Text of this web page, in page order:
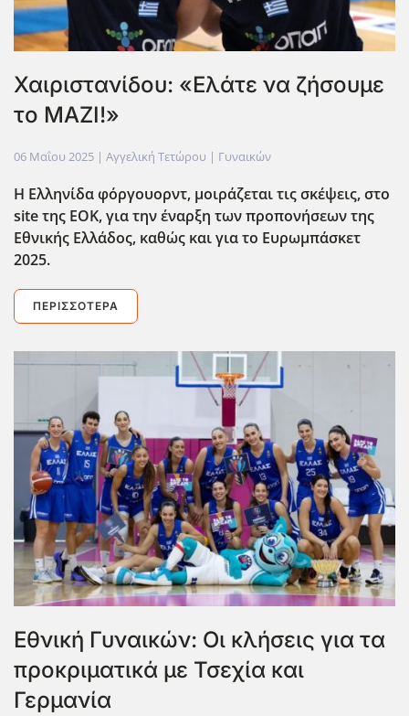
Χαιριστανίδου: «Ελάτε να ζήσουμε
το ΜΑΖΙ!»
06 Μαΐου 2025 | Αγγελική Τετώρου | Γυναικών
Η Ελληνίδα φόργουορντ, μοιράζεται τις σκέψεις, στο
site της ΕΟΚ, για την έναρξη των προπονήσεων της
Εθνικής Ελλάδος, καθώς και για το Ευρωμπάσκετ
2025.
ΠΕΡΙΣΣΌΤΕΡΑ
Εθνική Γυναικών: Οι κλήσεις για τα
προκριματικά με Τσεχία και
Γερμανία